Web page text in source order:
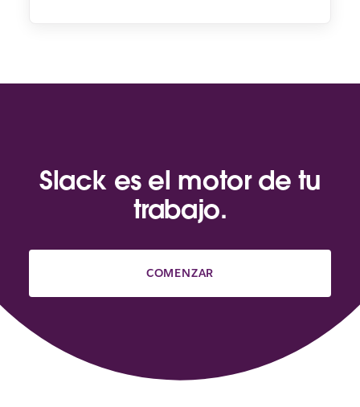
Slack es el motor de tu
trabajo.
COMENZAR